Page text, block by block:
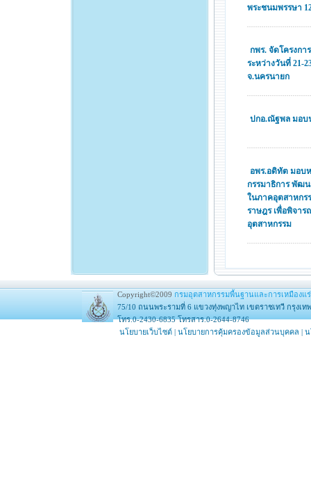
พระชนมพรรษา
กพร. จัดโครงก
ระหว่างวันที่ 21-
จ.นครนายก
ปกอ.ณัฐพล มอบ
อพร.อดิทัต มอบ
กรรมาธิการ พัฒน
ในภาคอุตสาหกร
ราษฎร เพื่อพิจาร
อุตสาหกรรม
Copyright©2009 กรมอุตสาหกรรมพื้นฐานและการเหมืองแ
75/10 ถนนพระรามที่ 6 แขวงทุ่งพญาไท เขตราชเทวี กรุงเท
โทร.0-2430-6835 โทรสาร.0-2644-8746
นโยบายเว็บไซต์| นโยบายการคุ้มครองข้อมูลส่วนบุคคล | น